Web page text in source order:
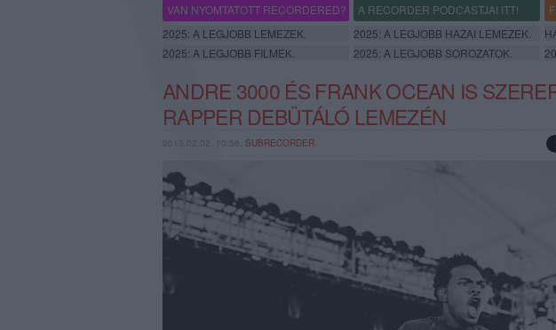
VAN NYOMTATOTT RECORDERED? A RECORDER PODCASTJAI ITT!
2025: A LEGJOBB LEMEZEK.
2025: A LEGJOBB HAZAI LEMEZEK.
2025: A LEGJOBB FILMEK.
2025: A LEGJOBB SOROZATOK.
ANDRE 3000 ÉS FRANK OCEAN IS
RAPPER DEBÜTÁLÓ LEMEZÉN
2015.02.02. 10:56, SUBRECORDER